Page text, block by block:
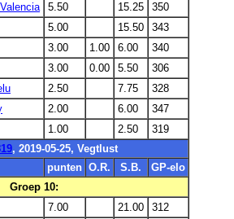
5.50 15.25
350
5.00 15.50
343
3.00 1.00 6.00
340
3.00 0.00 5.50
306
2.50 7.75
328
2.00 6.00
347
1.00 2.50
319
, 2019-05-25, Vegtlust
punten O.R. S.B.
GP-elo
Groep 10:
7.00 21.00
312